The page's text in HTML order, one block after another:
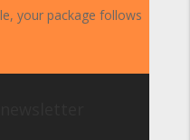
your package follows